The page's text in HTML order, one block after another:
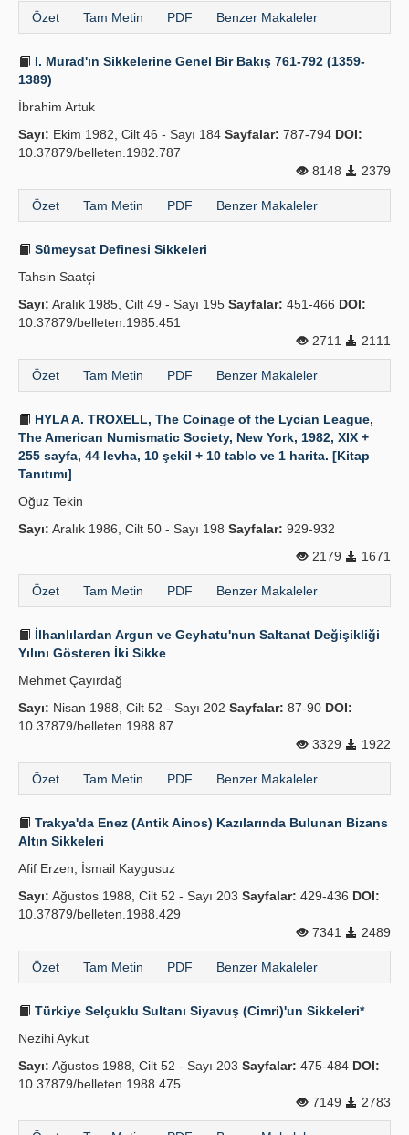
Özet Tam Metin PDF Benzer Makaleler
I. Murad'ın Sikkelerine Genel Bir Bakış 761-792 (1359-
1389)
İbrahim Artuk
Sayı: Ekim 1982, Cilt 46 - Sayı 184 Sayfalar: 787-794 DOI:
10.37879/belleten.1982.787
8148
2379
Özet Tam Metin PDF Benzer Makaleler
Sümeysat Definesi Sikkeleri
Tahsin Saatçi
Sayı: Aralık 1985, Cilt 49 - Sayı 195 Sayfalar: 451-466 DOI:
10.37879/belleten.1985.451
2711
2111
Özet Tam Metin PDF Benzer Makaleler
HYLA A. TROXELL, The Coinage of the Lycian League,
The American Numismatic Society, New York, 1982, XIX +
255 sayfa, 44 levha, 10 şekil + 10 tablo ve 1 harita. [Kitap
Tanıtımı]
Oğuz Tekin
Sayı: Aralık 1986, Cilt 50 - Sayı 198 Sayfalar: 929-932
2179
1671
Özet Tam Metin PDF Benzer Makaleler
İlhanlılardan Argun ve Geyhatu'nun Saltanat Değişikliği
Yılını Gösteren İki Sikke
Mehmet Çayırdağ
Sayı: Nisan 1988, Cilt 52 - Sayı 202 Sayfalar: 87-90 DOI:
10.37879/belleten.1988.87
3329
1922
Özet Tam Metin PDF Benzer Makaleler
Trakya'da Enez (Antik Ainos) Kazılarında Bulunan Bizans
Altın Sikkeleri
Afif Erzen, İsmail Kaygusuz
Sayı: Ağustos 1988, Cilt 52 - Sayı 203 Sayfalar: 429-436 DOI:
10.37879/belleten.1988.429
7341
2489
Özet Tam Metin PDF Benzer Makaleler
Türkiye Selçuklu Sultanı Siyavuş (Cimri)'un Sikkeleri*
Nezihi Aykut
Sayı: Ağustos 1988, Cilt 52 - Sayı 203 Sayfalar: 475-484 DOI:
10.37879/belleten.1988.475
7149
2783